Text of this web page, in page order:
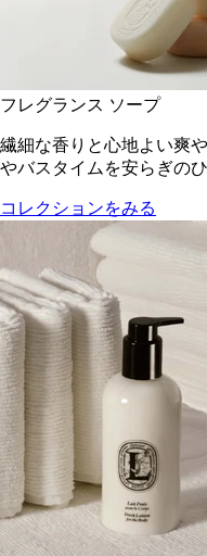
フレグランス ソープ
繊細な香りと心地よい爽
やバスタイムを安らぎの
コレクションをみる